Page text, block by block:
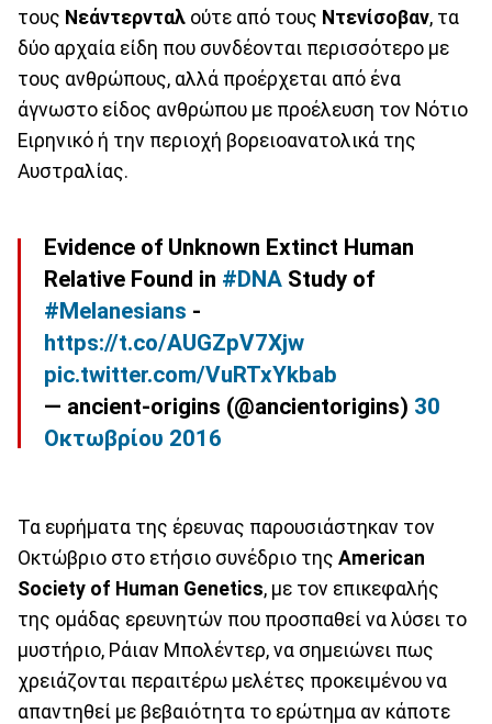
τους Νεάντερνταλ ούτε από τους Ντενίσοβαν, τα
δύο αρχαία είδη που συνδέονται περισσότερο με
τους ανθρώπους, αλλά προέρχεται από ένα
άγνωστο είδος ανθρώπου με προέλευση τον Νότιο
Ειρηνικό ή την περιοχή βορειοανατολικά της
Αυστραλίας.
Evidence of Unknown Extinct Human
Relative Found in #DNA Study of
#Melanesians -
https://t.co/AUGZpV7Xjw
pic.twitter.com/VuRTxYkbab
— ancient-origins (@ancientorigins) 30
Οκτωβρίου 2016
Τα ευρήματα της έρευνας παρουσιάστηκαν τον
Οκτώβριο στο ετήσιο συνέδριο της American
Society of Human Genetics, με τον επικεφαλής
της ομάδας ερευνητών που προσπαθεί να λύσει το
μυστήριο, Ράιαν Μπολέντερ, να σημειώνει πως
χρειάζονται περαιτέρω μελέτες προκειμένου να
απαντηθεί με βεβαιότητα το ερώτημα αν κάποτε